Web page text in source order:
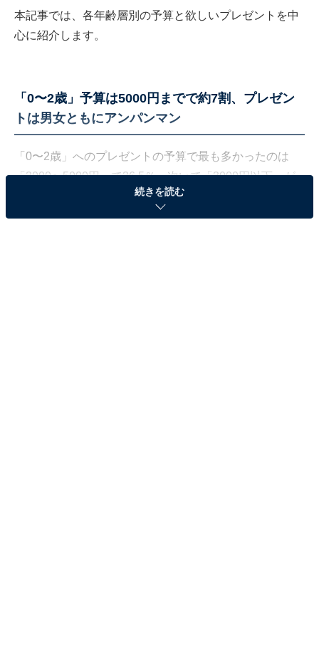
本記事では、各年齢層別の予算と欲しいプレゼントを中
心に紹介します。
「0〜2歳」予算は5000円までで約7割、プレゼン
トは男女ともにアンパンマン
「0〜2歳」へのプレゼントの予算で最も多かったのは
「3000〜5000円」で36.5％、次いで「3000円以下」が
30.4％、「5000〜7500円」が17.4％でした。5000円ま
でで約7割近くを占めています。平均金額は3990円。
続きを読む